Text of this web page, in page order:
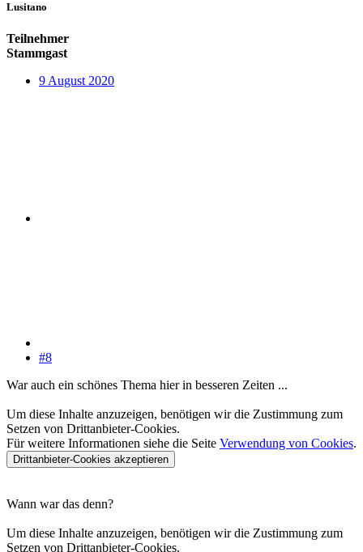
Lusitano
Teilnehmer
Stammgast
9 August 2020
#8
War auch ein schönes Thema hier in besseren Zeiten ...
Um diese Inhalte anzuzeigen, benötigen wir die Zustimmung zum
Setzen von Drittanbieter-Cookies.
Für weitere Informationen siehe die Seite Verwendung von Cookies.
Drittanbieter-Cookies akzeptieren
Wann war das denn?
Um diese Inhalte anzuzeigen, benötigen wir die Zustimmung zum
Setzen von Drittanbieter-Cookies.